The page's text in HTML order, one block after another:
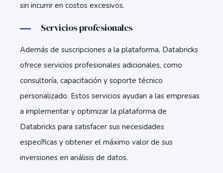
sin incurrir en costos excesivos.
Servicios profesionales
Además de suscripciones a la plataforma, Databricks
ofrece servicios profesionales adicionales, como
consultoría, capacitación y soporte técnico
personalizado. Estos servicios ayudan a las empresas
a implementar y optimizar la plataforma de
Databricks para satisfacer sus necesidades
específicas y obtener el máximo valor de sus
inversiones en análisis de datos.